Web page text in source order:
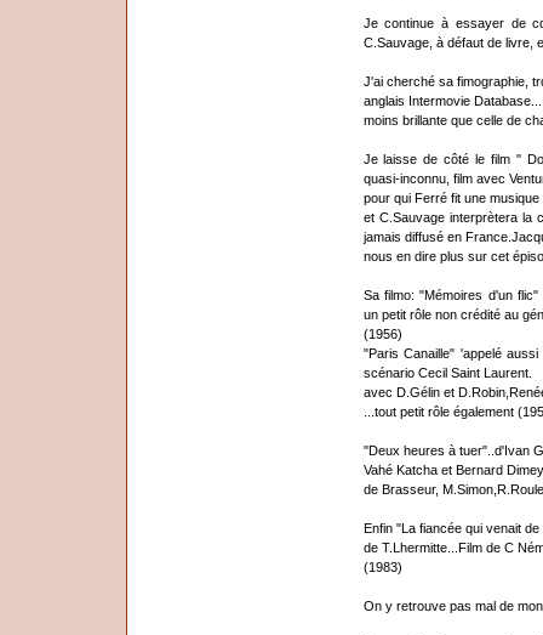
Je continue à essayer de
C.Sauvage, à défaut de livre,
J'ai cherché sa fimographie,
anglais Intermovie
moins brillante que celle de
Je laisse de côté le film "
quasi-inconnu, film avec
pour qui Ferré fit une
et C.Sauvage interprètera la
jamais diffusé en
nous en dire plus sur cet
Sa filmo: "Mémoires d'un
un petit rôle non crédité au
(1956)
"Paris Canaille" 'appelé
scénario Cecil Saint Laurent.
avec D.Gélin et
...tout petit rôle également
"Deux heures à tuer"..d'Ivan
Vahé Katcha et Bernard
de Brasseur,
Enfin "La fiancée qui venait
de T.Lhermitte...Film de C
(1983)
On y retrouve pas mal de